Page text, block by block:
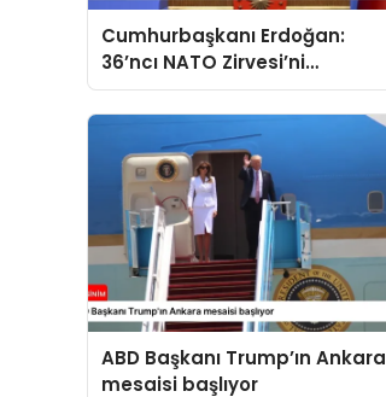
Cumhurbaşkanı Erdoğan:
36’ncı NATO Zirvesi’ni
başarıyla tamamladık
ABD Başkanı Trump’ın Ankara
mesaisi başlıyor